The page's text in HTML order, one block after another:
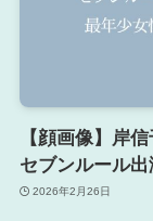
【顔画像】岸
セブンルール出
2026年2月26日